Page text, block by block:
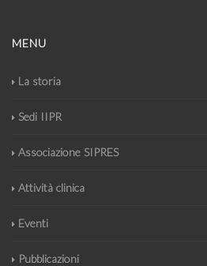
MENU
La storia
Sedi IIPR
Associazione SIPRES
Attività clinica
Eventi
Pubblicazioni